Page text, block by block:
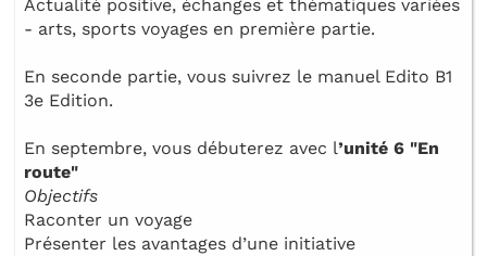
Actualité positive, échanges et thématiques variées
- arts, sports voyages en première partie.
En seconde partie, vous suivrez le manuel Edito B1
3e Edition.
En septembre, vous débuterez avec l’unité 6 "En
route"
Objectifs
Raconter un voyage
Présenter les avantages d’une initiative